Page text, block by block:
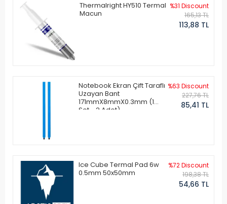
Thermalright HY510 Termal
Macun
%31 Discount
165,13 TL
113,88 TL
Notebook Ekran Çift Taraflı
Uzayan Bant
171mmX8mmX0.3mm (1
Set - 2 Adet)
%63 Discount
227,76 TL
85,41 TL
Ice Cube Termal Pad 6w
0.5mm 50x50mm
%72 Discount
198,38 TL
54,66 TL